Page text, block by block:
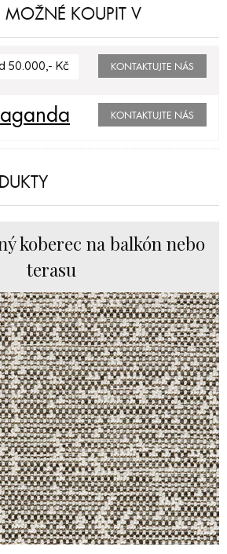
MOŽNÉ KOUPIT V
KONTAKTUJTE NÁS
50.000,- Kč
KONTAKTUJTE NÁS
koberec na balkón nebo
terasu